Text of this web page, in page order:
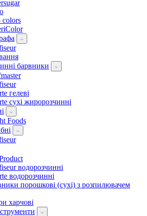
colors
барвники
гелеві
сухі жиророзчинні
Foods
водорозчинні
водорозчинні
порошкові (сухі) з розпилювачем
харчові